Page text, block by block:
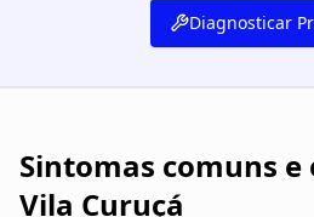
Diagnosticar
Sintomas comuns e
Vila Curuçá